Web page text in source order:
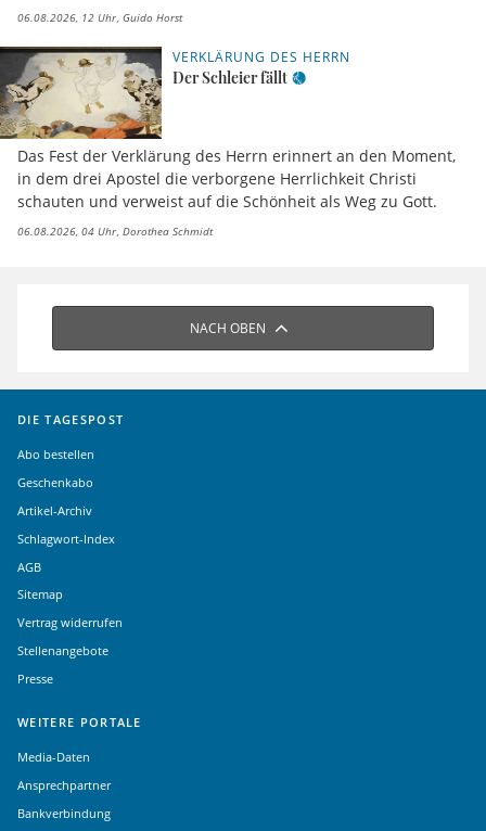
06.08.2026, 12 Uhr Guido Horst
VERKLÄRUNG DES HERRN
Der Schleier fällt
Das Fest der Verklärung des Herrn erinnert an den Moment,
in dem drei Apostel die verborgene Herrlichkeit Christi
schauten und verweist auf die Schönheit als Weg zu Gott.
06.08.2026, 04 Uhr Dorothea Schmidt
NACH OBEN
DIE TAGESPOST
Abo bestellen
Geschenkabo
Artikel-Archiv
Schlagwort-Index
AGB
Sitemap
Vertrag widerrufen
Stellenangebote
Presse
WEITERE PORTALE
Media-Daten
Ansprechpartner
Bankverbindung